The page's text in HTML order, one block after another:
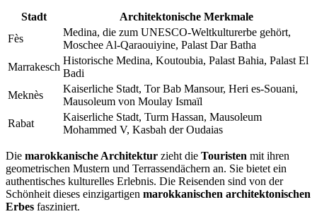
Stadt
Architektonische Merkmale
Fès
Medina, die zum UNESCO-Weltkulturerbe gehört,
Moschee Al-Qaraouiyine, Palast Dar Batha
Marrakesch
Historische Medina, Koutoubia, Palast Bahia, Palast El
Badi
Meknès
Kaiserliche Stadt, Tor Bab Mansour, Heri es-Souani,
Mausoleum von Moulay Ismaïl
Rabat
Kaiserliche Stadt, Turm Hassan, Mausoleum
Mohammed V, Kasbah der Oudaias
Die marokkanische Architektur zieht die Touristen mit ihren
geometrischen Mustern und Terrassendächern an. Sie bietet ein
authentisches kulturelles Erlebnis. Die Reisenden sind von der
Schönheit dieses einzigartigen marokkanischen architektonischen
Erbes fasziniert.